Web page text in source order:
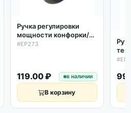
Ручка регулировки
мощности конфорки/
духовки D46/6мм,
#EP273
119.00 ₽ в наличии
В корзину
на